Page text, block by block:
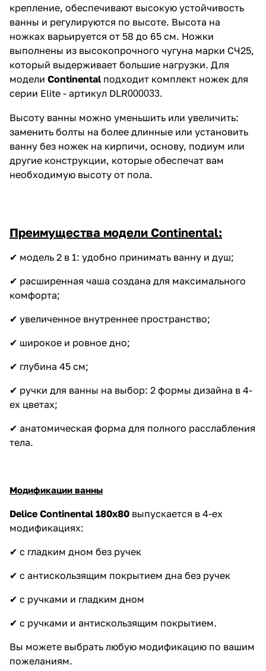
крепление, обеспечивают высокую устойчивость
ванны и регулируются по высоте. Высота на
ножках варьируется от 58 до 65 см. Ножки
выполнены из высокопрочного чугуна марки СЧ25,
который выдерживает большие нагрузки. Для
модели Continental подходит комплект ножек для
серии Elite - артикул DLR000033.
Высоту ванны можно уменьшить или увеличить:
заменить болты на более длинные или установить
ванну без ножек на кирпичи, основу, подиум или
другие конструкции, которые обеспечат вам
необходимую высоту от пола.
Преимущества модели Continental:
✔ модель 2 в 1: удобно принимать ванну и душ;
✔ расширенная чаша создана для максимального
комфорта;
✔ увеличенное внутреннее пространство;
✔ широкое и ровное дно;
✔ глубина 45 см;
✔ ручки для ванны на выбор: 2 формы дизайна в 4-
ех цветах;
✔ анатомическая форма для полного расслабления
тела.
Модификации ванны
Delice Continental 180х80 выпускается в 4-ех
модификациях:
✔ с гладким дном без ручек
✔ с антискользящим покрытием дна без ручек
✔ с ручками и гладким дном
✔ с ручками и антискользящим покрытием.
Вы можете выбрать любую модификацию по вашим
пожеланиям.